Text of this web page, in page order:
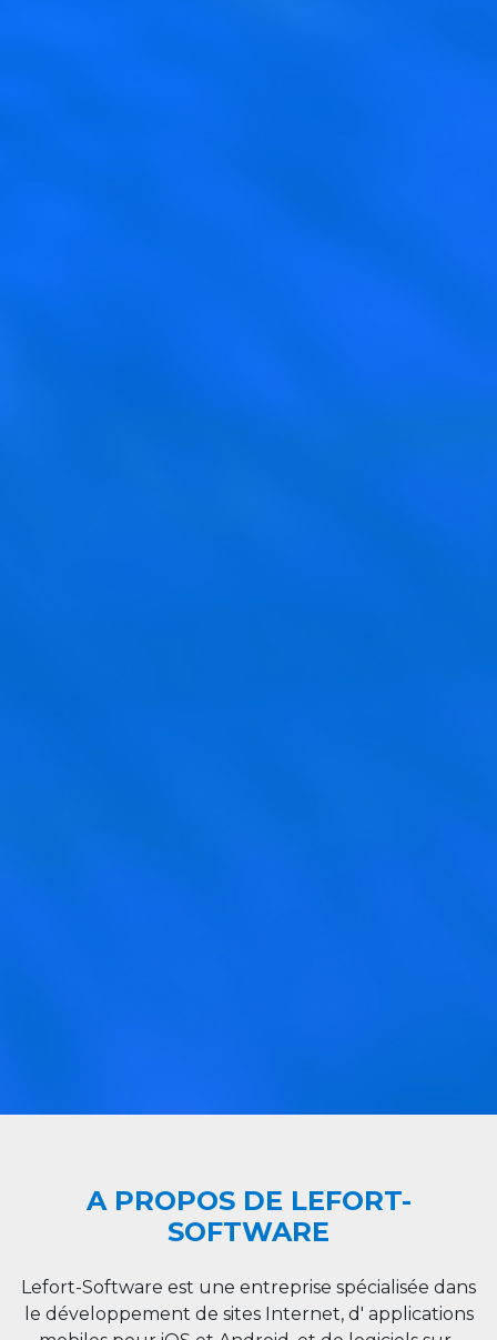
A PROPOS DE LEFORT-
SOFTWARE
Lefort-Software est une entreprise spécialisée dans
le développement de sites Internet, d' applications